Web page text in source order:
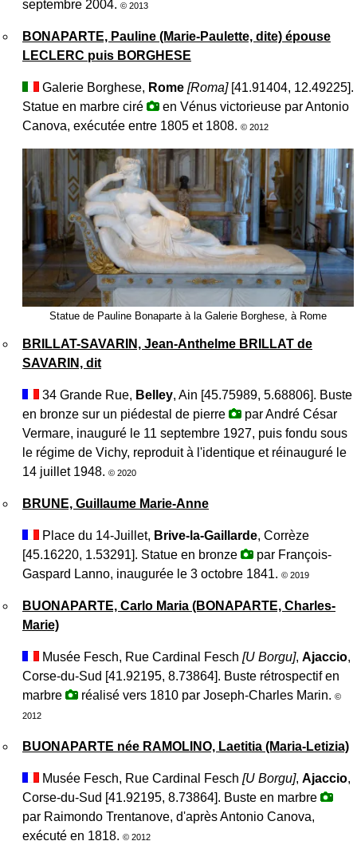
septembre 2004. © 2013
BONAPARTE, Pauline (Marie-Paulette, dite) épouse
LECLERC puis BORGHESE
Galerie Borghese, Rome [Roma][41.91404, 12.49225].
Statue en marbre ciré
en Vénus victorieuse par Antonio
Canova, exécutée entre 1805 et 1808. © 2012
Statue de Pauline Bonaparte à la Galerie Borghese, à Rome
BRILLAT-SAVARIN, Jean-Anthelme BRILLAT de
SAVARIN, dit
34 Grande Rue, Belley, Ain [45.75989, 5.68806]. Buste
en bronze sur un piédestal de pierre
par André César
Vermare, inauguré le 11 septembre 1927, puis fondu sous
le régime de Vichy, reproduit à l'identique et réinauguré le
14 juillet 1948. © 2020
BRUNE, Guillaume Marie-Anne
Place du 14-Juillet, Brive-la-Gaillarde, Corrèze
[45.16220, 1.53291]. Statue en bronze
par François-
Gaspard Lanno, inaugurée le 3 octobre 1841. © 2019
BUONAPARTE, Carlo Maria (BONAPARTE, Charles-
Marie)
Musée Fesch, Rue Cardinal Fesch [U Borgu], Ajaccio,
Corse-du-Sud [41.92195, 8.73864]. Buste rétrospectif en
marbre
réalisé vers 1810 par Joseph-Charles Marin. ©
2012
BUONAPARTE née RAMOLINO, Laetitia (Maria-Letizia)
Musée Fesch, Rue Cardinal Fesch [U Borgu], Ajaccio,
Corse-du-Sud [41.92195, 8.73864]. Buste en marbre
par Raimondo Trentanove, d'après Antonio Canova,
exécuté en 1818. © 2012